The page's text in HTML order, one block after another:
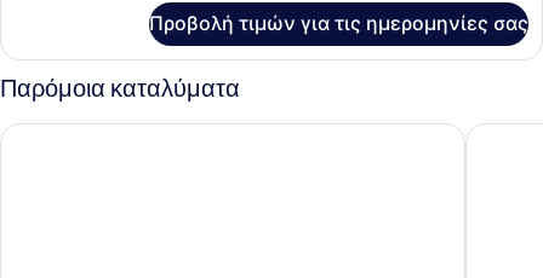
Δίκλινο
Δωμάτιο
(Double)
Προβολή τιμών για τις ημερομηνίες σας
Παρόμοια καταλύματα
Hesperia Sevilla